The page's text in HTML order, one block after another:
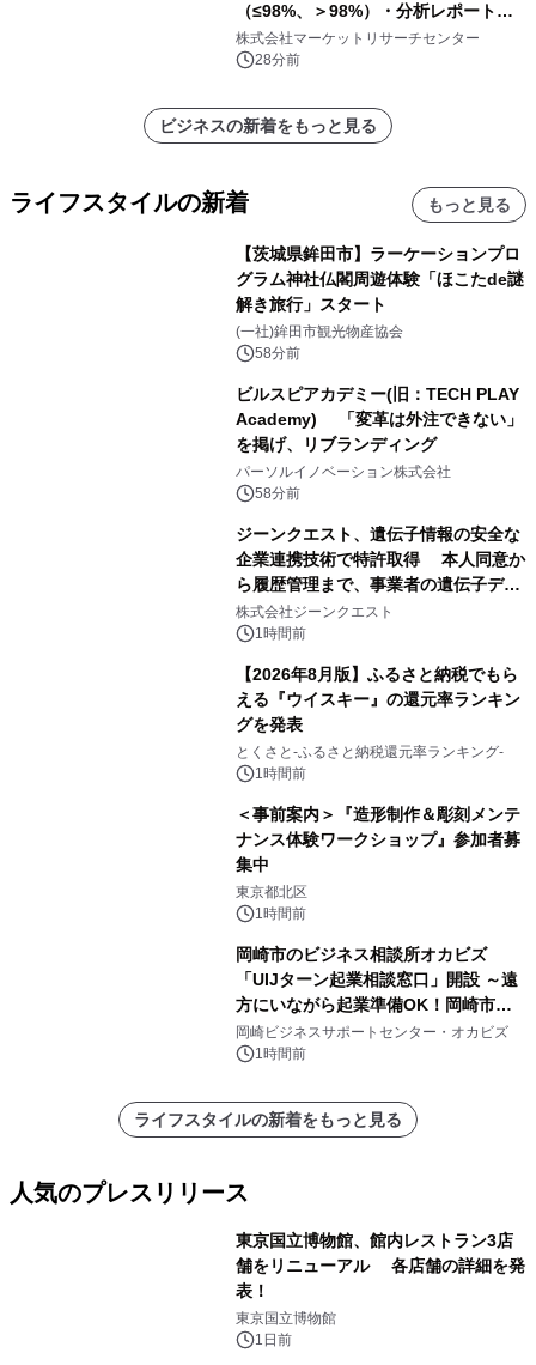
（≤98%、＞98%）・分析レポートを
発表
株式会社マーケットリサーチセンター
28分前
ビジネスの新着をもっと見る
ライフスタイルの新着 もっと見る
【茨城県鉾田市】ラーケーションプロ
グラム神社仏閣周遊体験「ほこたde謎
解き旅行」スタート
(一社)鉾田市観光物産協会
58分前
ビルスピアカデミー(旧：TECH PLAY
Academy) 「変革は外注できない」
を掲げ、リブランディング
パーソルイノベーション株式会社
58分前
ジーンクエスト、遺伝子情報の安全な
企業連携技術で特許取得 本人同意か
ら履歴管理まで、事業者の遺伝子デー
タ活用を支援
株式会社ジーンクエスト
1時間前
【2026年8月版】ふるさと納税でもら
える『ウイスキー』の還元率ランキン
グを発表
とくさと-ふるさと納税還元率ランキング-
1時間前
＜事前案内＞『造形制作＆彫刻メンテ
ナンス体験ワークショップ』参加者募
集中
東京都北区
1時間前
岡崎市のビジネス相談所オカビズ
「UIJターン起業相談窓口」開設 ～遠
方にいながら起業準備OK！岡崎市を
挑戦者があつまるまちに～
岡崎ビジネスサポートセンター・オカビズ
1時間前
ライフスタイルの新着をもっと見る
人気のプレスリリース
東京国立博物館、館内レストラン3店
舗をリニューアル 各店舗の詳細を発
表！
東京国立博物館
1日前